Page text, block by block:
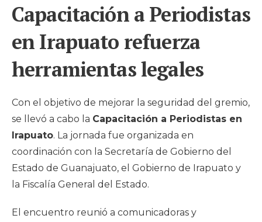
Capacitación a Periodistas
en Irapuato refuerza
herramientas legales
Con el objetivo de mejorar la seguridad del gremio,
se llevó a cabo la Capacitación a Periodistas en
Irapuato. La jornada fue organizada en
coordinación con la Secretaría de Gobierno del
Estado de Guanajuato, el Gobierno de Irapuato y
la Fiscalía General del Estado.
El encuentro reunió a comunicadoras y